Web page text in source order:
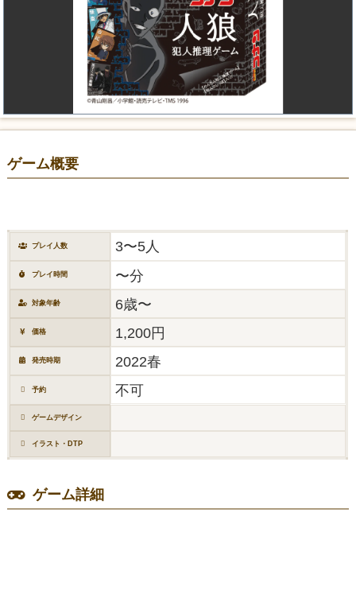
ゲーム概要
プレイ人数 3〜5人
プレイ時間 〜分
対象年齢 6歳〜
価格 1,200円
発売時期 2022春
予約 不可
ゲームデザイン
イラスト・DTP
ゲーム詳細